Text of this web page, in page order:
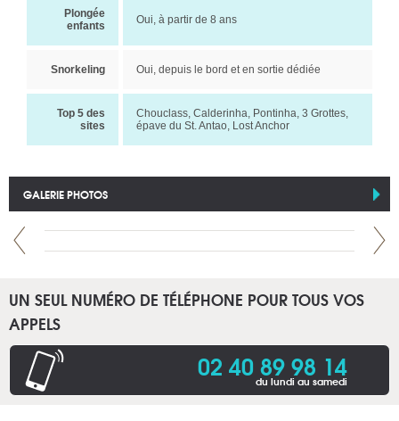
Plongée
enfants
Oui, à partir de 8 ans
Snorkeling Oui, depuis le bord et en sortie dédiée
Top 5 des
sites
Chouclass, Calderinha, Pontinha, 3 Grottes,
épave du St. Antao, Lost Anchor
GALERIE PHOTOS
UN SEUL NUMÉRO DE TÉLÉPHONE POUR TOUS VOS
APPELS
02 40 89 98 14
du lundi au samedi